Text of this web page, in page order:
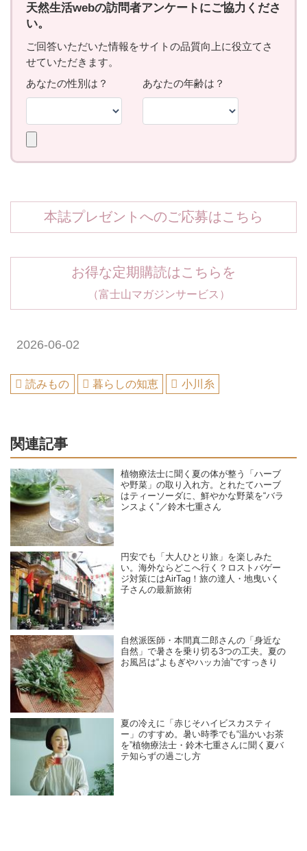
本誌プレゼントへのご応募はこちら
お得な定期購読はこちらを
（富士山マガジンサービス）
2026-06-02
読みもの 暮らしの知恵 小川糸
関連記事
植物療法士に聞く夏の体が整う「ハーブ
や野菜」の取り入れ方。とれたてハーブ
はティーソーダに、鮮やかな野菜を“バラ
ンスよく”／鈴木七重さん
円安でも「大人ひとり旅」を楽しみた
い。海外ならどこへ行く？ロストバゲー
ジ対策にはAirTag！旅の達人・地曳いく
子さんの最新旅術
自然派医師・本間真二郎さんの「身近な
自然」で暑さを乗り切る3つの工夫。夏の
お風呂は“よもぎやハッカ油”ですっきり
夏の冷えに「赤じそハイビスカスティ
ー」のすすめ。暑い時季でも“温かいお茶
を”植物療法士・鈴木七重さんに聞く夏バ
テ知らずの過ごし方